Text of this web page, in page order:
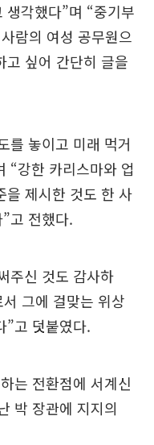
각했다”며 “중기부
람의 여성 공무원으
고 싶어 간단히 글을
를 놓이고 미래 먹거
“강한 카리스마와 업
을 제시한 것도 한 사
고 전했다.
주신 것도 감사하
그에 걸맞는 위상
”고 덧붙였다.
는 전환점에 서계신
박 장관에 지지의